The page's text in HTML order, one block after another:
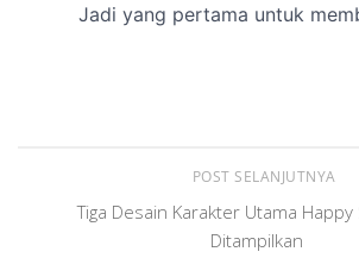
POST SELANJUTNYA
Tiga Desain Karakter Utama Happy
Ditampilkan